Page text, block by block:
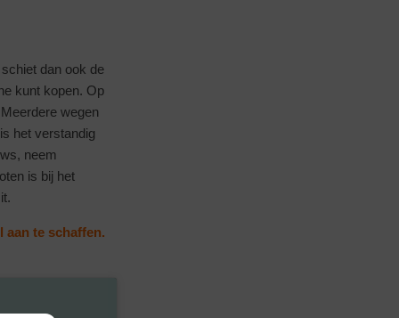
dan ook de
kunt kopen. Op
wegen
het verstandig
neem
is bij het
aan te schaffen.